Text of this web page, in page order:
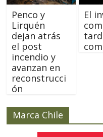
Penco y
Lirquén
dejan atrás
el post
incendio y
avanzan en
reconstrucci
ón
El
Marca Chile